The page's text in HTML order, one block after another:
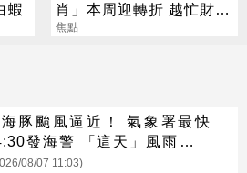
蝦
肖」本周迎轉折 越忙財運
越旺
焦點
豚颱風逼近！ 氣象署最快
發海警 「這天」風雨最猛
08/07 11:03)